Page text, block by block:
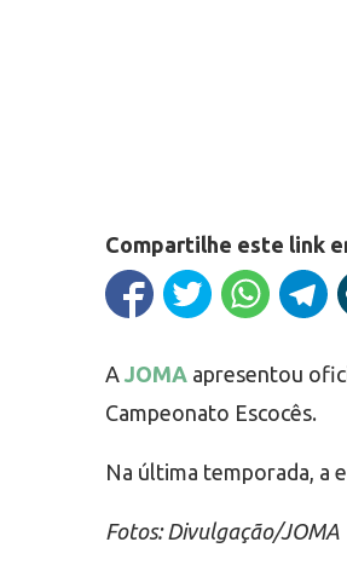
Compartilhe este link
A JOMA apresentou
Campeonato Escocês.
Na última temporada, a
Fotos: Divulgação/JOMA